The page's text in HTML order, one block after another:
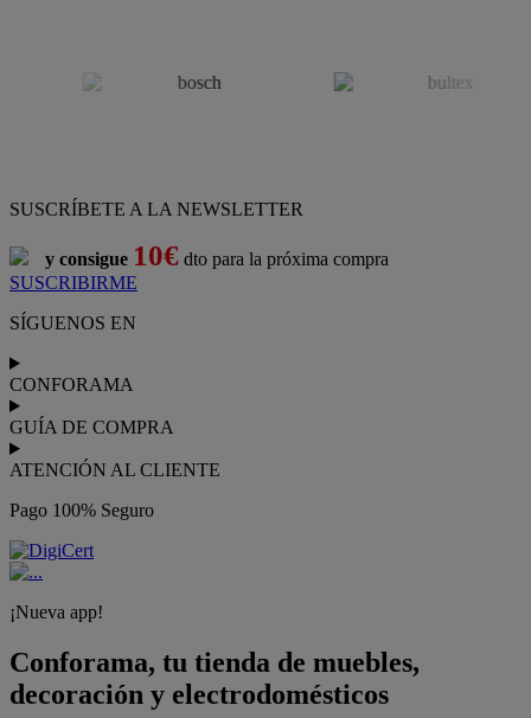
SUSCRÍBETE A LA NEWSLETTER
y consigue 10€ dto para la próxima compra
SUSCRIBIRME
SÍGUENOS EN
CONFORAMA
GUÍA DE COMPRA
ATENCIÓN AL CLIENTE
Pago 100% Seguro
¡Nueva app!
Conforama, tu tienda de muebles,
decoración y electrodomésticos